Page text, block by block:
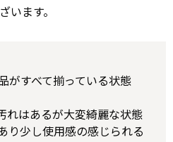
います。
がすべて揃っている状態
れはあるが大変綺麗な状態
り少し使用感の感じられる